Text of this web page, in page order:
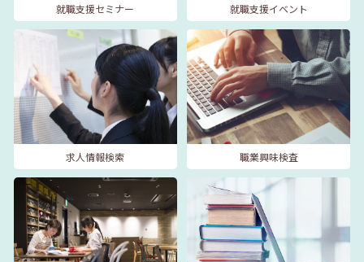
就職支援セミナー 就職支援イベント
求人情報検索 職業興味検査